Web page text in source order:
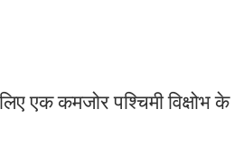
एक कमजोर पश्चिमी विक्षोभ के